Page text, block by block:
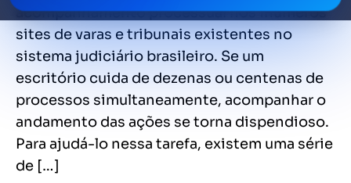
acompanhamento processual nos inúmeros
sites de varas e tribunais existentes no
sistema judiciário brasileiro. Se um
escritório cuida de dezenas ou centenas de
processos simultaneamente, acompanhar o
andamento das ações se torna dispendioso.
Para ajudá-lo nessa tarefa, existem uma série
de […]